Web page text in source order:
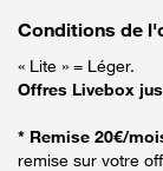
Conditions de
« Lite » = Léger.
Offres Livebox
* Remise 20€/
remise sur votre